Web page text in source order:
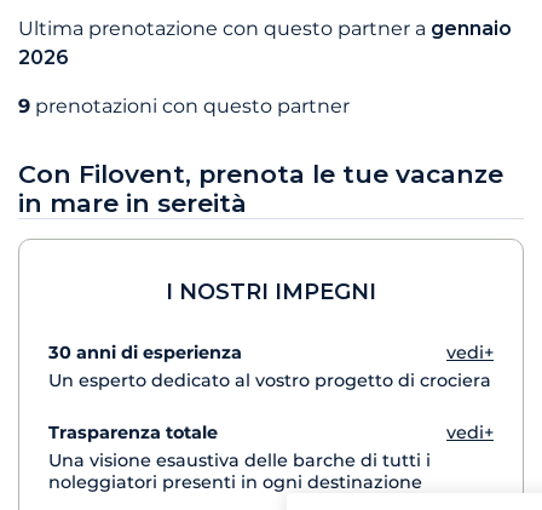
Ultima prenotazione con questo partner a gennaio
2026
9 prenotazioni con questo partner
Con Filovent, prenota le tue vacanze
in mare in sereità
I NOSTRI IMPEGNI
30 anni di esperienza
vedi+
Un esperto dedicato al vostro progetto di crociera
Trasparenza totale
vedi+
Una visione esaustiva delle barche di tutti i
noleggiatori presenti in ogni destinazione